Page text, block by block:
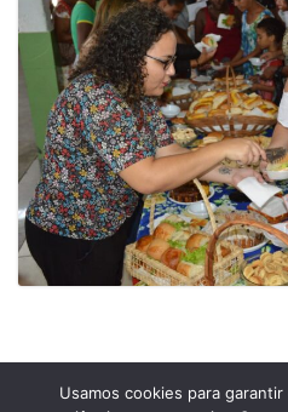
Usamos cookies para